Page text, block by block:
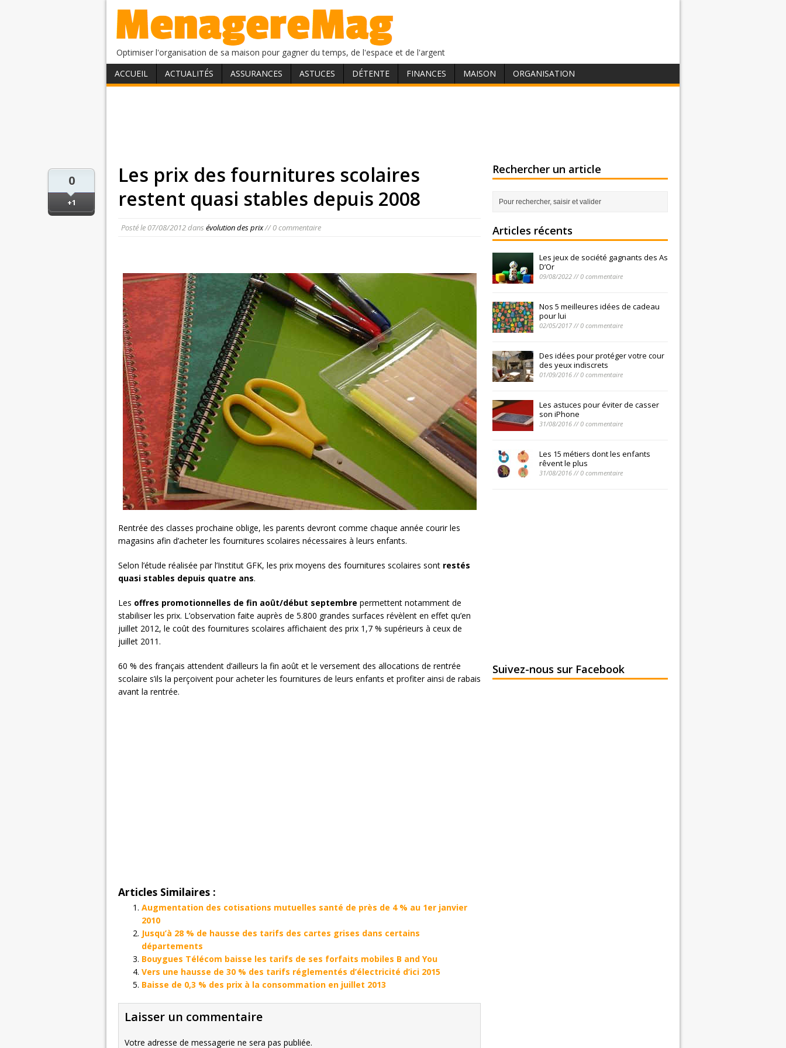
Optimiser l'organisation de sa maison pour gagner du temps, de l'espace et de l'argent
ACCUEIL
ACTUALITÉS ASSURANCES ASTUCES DÉTENTE FINANCES MAISON ORGANISATION
0
+1
Les prix des fournitures scolaires
restent quasi stables depuis 2008
Posté le 07/08/2012dans évolution des prix// 0 commentaire
Rentrée des classes prochaine oblige, les parents devront comme chaque année courir les
magasins afin d’acheter les fournitures scolaires nécessaires à leurs enfants.
Selon l’étude réalisée par l’Institut GFK, les prix moyens des fournitures scolaires sont restés
quasi stables depuis quatre ans.
Les offres promotionnelles de fin août/début septembre permettent notamment de
stabiliser les prix. L’observation faite auprès de 5.800 grandes surfaces révèlent en effet qu’en
juillet 2012, le coût des fournitures scolaires affichaient des prix 1,7 % supérieurs à ceux de
juillet 2011.
60 % des français attendent d’ailleurs la fin août et le versement des allocations de rentrée
scolaire s’ils la perçoivent pour acheter les fournitures de leurs enfants et profiter ainsi de rabais
avant la rentrée.
Articles Similaires :
Augmentation des cotisations mutuelles santé de près de 4 % au 1er janvier
2010
Jusqu’à 28 % de hausse des tarifs des cartes grises dans certains
départements
Bouygues Télécom baisse les tarifs de ses forfaits mobiles B and You
Vers une hausse de 30 % des tarifs réglementés d’électricité d’ici 2015
Baisse de 0,3 % des prix à la consommation en juillet 2013
Laisser un commentaire
Votre adresse de messagerie ne sera pas publiée.
Rechercher un article
Articles récents
Les jeux de société gagnants des As
D’Or
09/08/2022 // 0 commentaire
Nos 5 meilleures idées de cadeau
pour lui
02/05/2017 // 0 commentaire
Des idées pour protéger votre cour
des yeux indiscrets
01/09/2016 // 0 commentaire
Les astuces pour éviter de casser
son iPhone
31/08/2016 // 0 commentaire
Les 15 métiers dont les enfants
rêvent le plus
31/08/2016 // 0 commentaire
Suivez-nous sur Facebook